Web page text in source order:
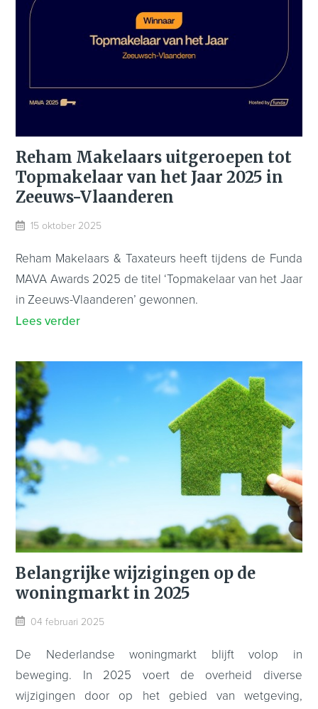
Reham Makelaars uitgeroepen tot
Topmakelaar van het Jaar 2025 in
Zeeuws-Vlaanderen
15 oktober 2025
Reham Makelaars & Taxateurs heeft tijdens de Funda
MAVA Awards 2025 de titel ‘Topmakelaar van het Jaar
in Zeeuws-Vlaanderen’ gewonnen.
Lees verder
Belangrijke wijzigingen op de
woningmarkt in 2025
04 februari 2025
De Nederlandse woningmarkt blijft volop in
beweging. In 2025 voert de overheid diverse
wijzigingen door op het gebied van wetgeving,